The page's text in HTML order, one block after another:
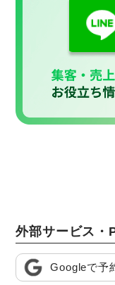
外部サービス・
Googleで予